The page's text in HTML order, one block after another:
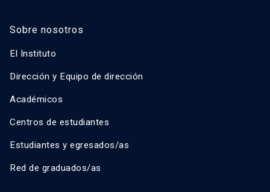
Sobre nosotros
El Instituto
Dirección y Equipo de dirección
Académicos
Centros de estudiantes
Estudiantes y egresados/as
Red de graduados/as